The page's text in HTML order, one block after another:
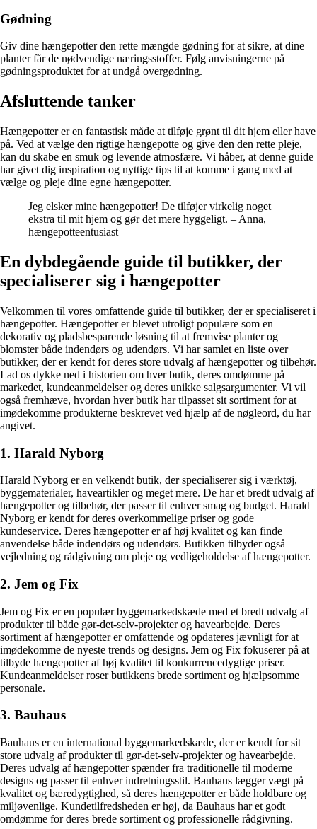
Gødning
Giv dine hængepotter den rette mængde gødning for at sikre, at dine
planter får de nødvendige næringsstoffer. Følg anvisningerne på
gødningsproduktet for at undgå overgødning.
Afsluttende tanker
Hængepotter er en fantastisk måde at tilføje grønt til dit hjem eller have
på. Ved at vælge den rigtige hængepotte og give den den rette pleje,
kan du skabe en smuk og levende atmosfære. Vi håber, at denne guide
har givet dig inspiration og nyttige tips til at komme i gang med at
vælge og pleje dine egne hængepotter.
Jeg elsker mine hængepotter! De tilføjer virkelig noget
ekstra til mit hjem og gør det mere hyggeligt. – Anna,
hængepotteentusiast
En dybdegående guide til butikker, der
specialiserer sig i hængepotter
Velkommen til vores omfattende guide til butikker, der er specialiseret i
hængepotter. Hængepotter er blevet utroligt populære som en
dekorativ og pladsbesparende løsning til at fremvise planter og
blomster både indendørs og udendørs. Vi har samlet en liste over
butikker, der er kendt for deres store udvalg af hængepotter og tilbehør.
Lad os dykke ned i historien om hver butik, deres omdømme på
markedet, kundeanmeldelser og deres unikke salgsargumenter. Vi vil
også fremhæve, hvordan hver butik har tilpasset sit sortiment for at
imødekomme produkterne beskrevet ved hjælp af de nøgleord, du har
angivet.
1. Harald Nyborg
Harald Nyborg er en velkendt butik, der specialiserer sig i værktøj,
byggematerialer, haveartikler og meget mere. De har et bredt udvalg af
hængepotter og tilbehør, der passer til enhver smag og budget. Harald
Nyborg er kendt for deres overkommelige priser og gode
kundeservice. Deres hængepotter er af høj kvalitet og kan finde
anvendelse både indendørs og udendørs. Butikken tilbyder også
vejledning og rådgivning om pleje og vedligeholdelse af hængepotter.
2. Jem og Fix
Jem og Fix er en populær byggemarkedskæde med et bredt udvalg af
produkter til både gør-det-selv-projekter og havearbejde. Deres
sortiment af hængepotter er omfattende og opdateres jævnligt for at
imødekomme de nyeste trends og designs. Jem og Fix fokuserer på at
tilbyde hængepotter af høj kvalitet til konkurrencedygtige priser.
Kundeanmeldelser roser butikkens brede sortiment og hjælpsomme
personale.
3. Bauhaus
Bauhaus er en international byggemarkedskæde, der er kendt for sit
store udvalg af produkter til gør-det-selv-projekter og havearbejde.
Deres udvalg af hængepotter spænder fra traditionelle til moderne
designs og passer til enhver indretningsstil. Bauhaus lægger vægt på
kvalitet og bæredygtighed, så deres hængepotter er både holdbare og
miljøvenlige. Kundetilfredsheden er høj, da Bauhaus har et godt
omdømme for deres brede sortiment og professionelle rådgivning.